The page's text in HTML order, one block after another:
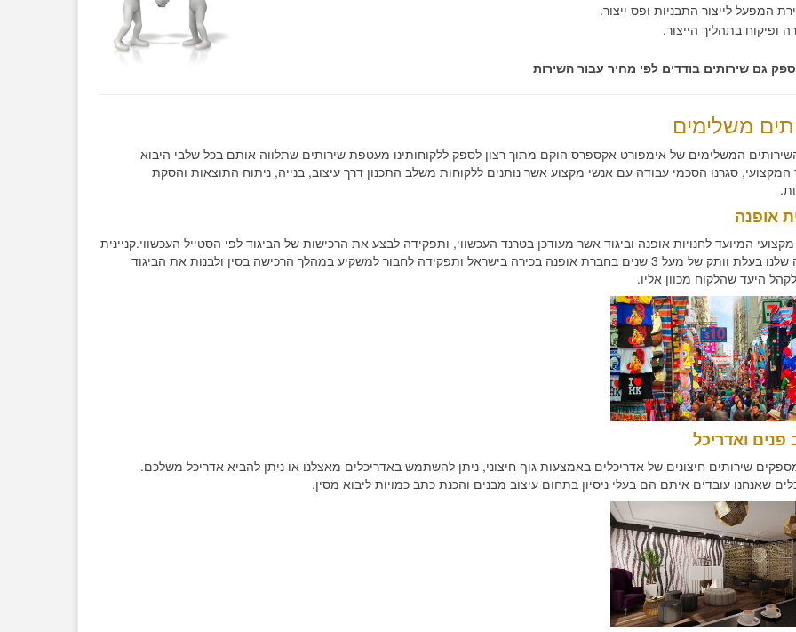
המפעל לייצור התבניות ופס ייצור.
ופיקוח בתהליך הייצור.
גם שירותים בודדים לפי מחיר עבור השירות
משלימים
המשלימים של אימפורט אקספרס הוקם מתוך רצון לספק ללקוחותינו מעטפת שירותים שתלווה אותם בכל שלבי היבוא
המקצועי, סגרנו הסכמי עבודה עם אנשי מקצוע אשר נותנים ללקוחות משלב התכנון דרך עיצוב, בנייה, ניתוח התוצאות והסקת
אופנה
המיועד לחנויות אופנה וביגוד אשר מעודכן בטרנד העכשווי, ותפקידה לבצע את הרכישות של הביגוד לפי הסטייל העכשווי.קניינית
האופנה שלנו בעלת וותק של מעל 3 שנים בחברת אופנה בכירה בישראל ותפקידה לחבור למשקיע במהלך הרכישה בסין ולבנות את הביגוד
היעד שהלקוח מכוון אליו.
ואדריכל
שירותים חיצונים של אדריכלים באמצעות גוף חיצוני, ניתן להשתמש באדריכלים מאצלנו או ניתן להביא אדריכל משלכם.
שאנחנו עובדים איתם הם בעלי ניסיון בתחום עיצוב מבנים והכנת כתב כמויות ליבוא מסין.